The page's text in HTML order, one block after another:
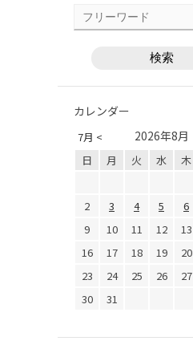
カレンダー
7月 < 2026年8月
日 月 火 水 木
2
3 4 5 6
9
10 11 12 13
16
17 18 19 20
23
24 25 26 27
30
31